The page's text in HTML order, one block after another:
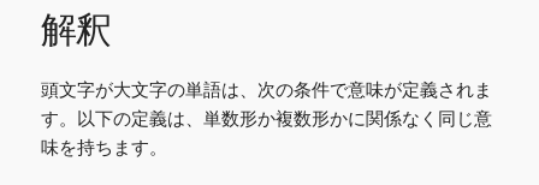
解釈
頭文字が大文字の単語は、次の条件で意味が定義されま
す。以下の定義は、単数形か複数形かに関係なく同じ意
味を持ちます。